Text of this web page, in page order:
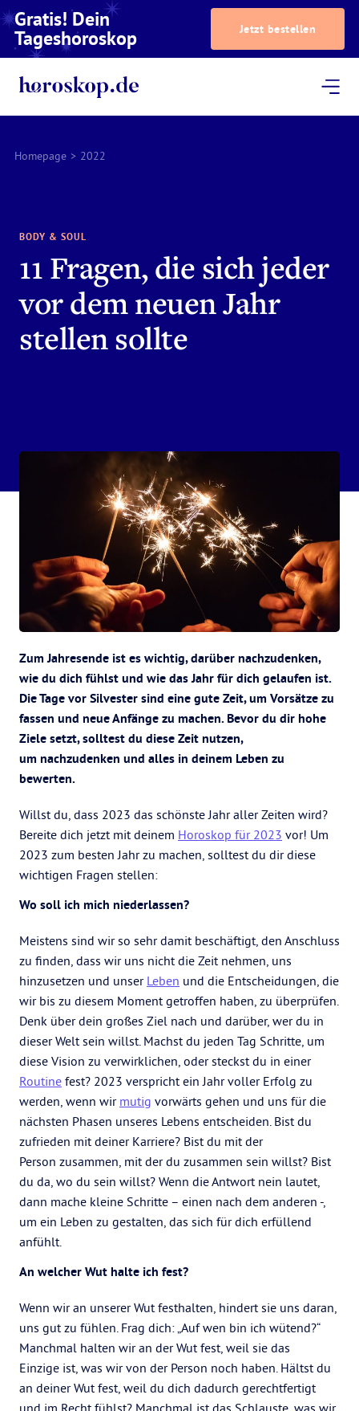
Gratis! Dein
Tageshoroskop Jetzt bestellen
Homepage > 2022
BODY & SOUL
11 Fragen, die sich jeder
vor dem neuen Jahr
stellen sollte
Zum Jahresende ist es wichtig, darüber nachzudenken,
wie du dich fühlst und wie das Jahr für dich gelaufen ist.
Die Tage vor Silvester sind eine gute Zeit, um Vorsätze zu
fassen und neue Anfänge zu machen. Bevor du dir hohe
Ziele setzt, solltest du diese Zeit nutzen,
um nachzudenken und alles in deinem Leben zu
bewerten.
Willst du, dass 2023 das schönste Jahr aller Zeiten wird?
Bereite dich jetzt mit deinem Horoskop für 2023 vor! Um
2023 zum besten Jahr zu machen, solltest du dir diese
wichtigen Fragen stellen:
Wo soll ich mich niederlassen?
Meistens sind wir so sehr damit beschäftigt, den Anschluss
zu finden, dass wir uns nicht die Zeit nehmen, uns
hinzusetzen und unser Leben und die Entscheidungen, die
wir bis zu diesem Moment getroffen haben, zu überprüfen.
Denk über dein großes Ziel nach und darüber, wer du in
dieser Welt sein willst. Machst du jeden Tag Schritte, um
diese Vision zu verwirklichen, oder steckst du in einer
Routine fest? 2023 verspricht ein Jahr voller Erfolg zu
werden, wenn wir mutig vorwärts gehen und uns für die
nächsten Phasen unseres Lebens entscheiden. Bist du
zufrieden mit deiner Karriere? Bist du mit der
Person zusammen, mit der du zusammen sein willst? Bist
du da, wo du sein willst? Wenn die Antwort nein lautet,
dann mache kleine Schritte – einen nach dem anderen -,
um ein Leben zu gestalten, das sich für dich erfüllend
anfühlt.
An welcher Wut halte ich fest?
Wenn wir an unserer Wut festhalten, hindert sie uns daran,
uns gut zu fühlen. Frag dich: „Auf wen bin ich wütend?“
Manchmal halten wir an der Wut fest, weil sie das
Einzige ist, was wir von der Person noch haben. Hältst du
an deiner Wut fest, weil du dich dadurch gerechtfertigt
und im Recht fühlst? Manchmal ist das Schlauste, was wir